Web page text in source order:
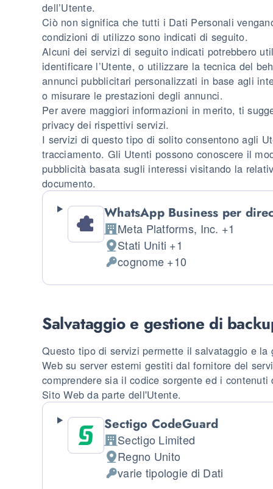
dell’Utente.
Ciò non significa che tutti i Dati Personali
condizioni di utilizzo sono indicati di seguito.
Alcuni dei servizi di seguito indicati potrebbero
identificare l’Utente, o utilizzare la tecnica del
annunci pubblicitari personalizzati in base agli
o misurare le prestazioni degli annunci.
Per avere maggiori informazioni in merito, ti
privacy dei rispettivi servizi.
I servizi di questo tipo di solito consentono agli
tracciamento. Gli Utenti possono conoscere il
pubblicità basata sugli interessi visitando la
documento.
WhatsApp Business per
Azienda:
Meta Platforms, Inc. +1
Luogo del trattamento:
Stati Uniti +1
Dati Personali trattati:
cognome +10
Salvataggio e gestione di
Questo tipo di servizi permette il salvataggio e
Web su server esterni gestiti dal fornitore del
comprendere sia il codice sorgente ed i
Sito Web da parte dell'Utente.
Sectigo CodeGuard
Azienda:
Sectigo Limited
Luogo del trattamento:
Regno Unito
Dati Personali trattati:
varie tipologie di Dati